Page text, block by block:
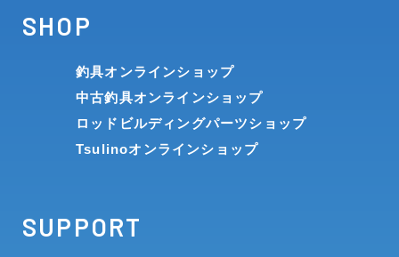
SHOP
釣具オンラインショップ
中古釣具オンラインショップ
ロッドビルディングパーツショップ
Tsulinoオンラインショップ
SUPPORT